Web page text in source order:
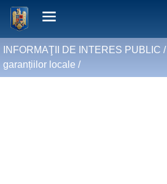
INFORMAŢII DE INTERES PUBLIC /
garanțiilor locale /